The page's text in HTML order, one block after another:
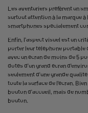
Les aventuriers préfèrent un
surtout attention à la marque
smartphones spécialement
Enfin, l'aspect visuel est un
porter leur téléphone portable
avec un écran de moins de 5
dotés d'un grand écran
seulement d'une grande
toute la surface de l'écran.
bouton d'accueil, mais de
bouton.